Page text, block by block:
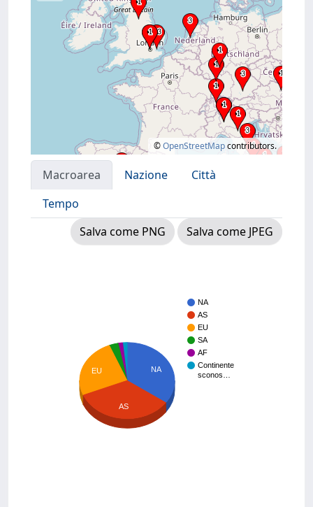
©OpenStreetMapcontributors.
Macroarea Nazione
Città
Tempo
Salva come PNG
Salva come JPEG
NA
AS
EU
SA
AF
Continente
sconos…
NA
EU
AS